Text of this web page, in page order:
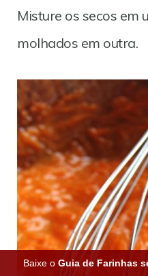
Misture os secos em
molhados em outra.
Baixe o Guia de Farinhas